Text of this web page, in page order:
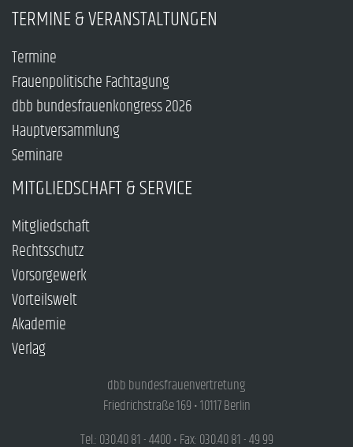
TERMINE & VERANSTALTUNGEN
Termine
Frauenpolitische Fachtagung
dbb bundesfrauenkongress 2026
Hauptversammlung
Seminare
MITGLIEDSCHAFT & SERVICE
Mitgliedschaft
Rechtsschutz
Vorsorgewerk
Vorteilswelt
Akademie
Verlag
dbb bundesfrauenvertretung
Friedrichstraße 169 • 10117 Berlin
Tel.: 030.40 81 - 4400 • Fax: 030.40 81 - 49 99